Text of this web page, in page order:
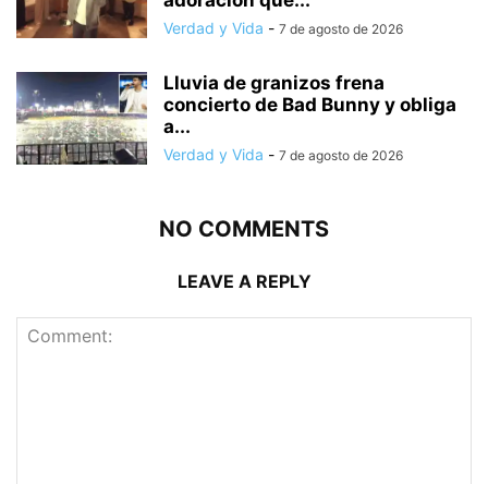
Verdad y Vida - 7 de agosto de 2026
Lluvia de granizos frena
concierto de Bad Bunny y obliga
a...
Verdad y Vida - 7 de agosto de 2026
NO COMMENTS
LEAVE A REPLY